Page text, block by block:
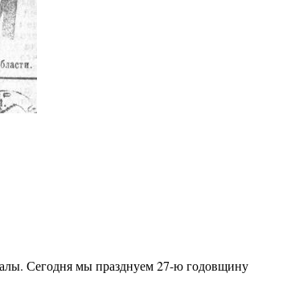
Сегодня мы празднуем 27-ю годовщину